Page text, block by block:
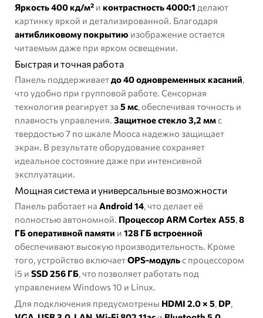
Яркость 400 кд/м² и контрастность 4000:1 делают
картинку яркой и детализированной. Благодаря
антибликовому покрытию изображение остается
читаемым даже при ярком освещении.
Быстрая и точная работа
Панель поддерживаетдо 40 одновременных касаний,
что удобно при групповой работе. Сенсорная
технология реагирует за 5 мс, обеспечивая точность и
плавность управления. Защитное стекло 3,2 ммс
твердостью 7 по шкале Мооса надежно защищает
экран. В результате оборудование сохраняет
идеальное состояние даже при интенсивной
эксплуатации.
Мощная система и универсальные возможности
Панель работает на Android 14, что делает её
полностью автономной. Процессор ARM Cortex A55,8
ГБ оперативной памяти и 128 ГБ встроенной
обеспечивают высокую производительность. Кроме
того, устройство включаетOPS-модульс процессором
i5 и SSD 256 ГБ, что позволяет работать под
управлением Windows 10 и Linux.
Для подключения предусмотрены HDMI 2.0 × 5, DP,